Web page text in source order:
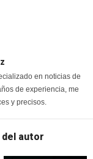
en noticias de
de experiencia, me
y precisos.
del autor